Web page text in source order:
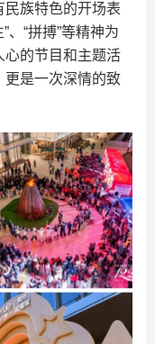
民族特色的开场表
、“拼搏”等精神为
心的节目和主题活
更是一次深情的致